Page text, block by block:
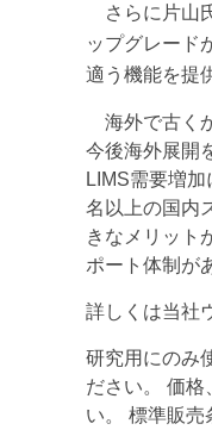
さらに片山
ップグレード
適う機能を提
海外で古く
今後海外展開
LIMS需要増
名以上の国内
きなメリット
ポート体制が
詳しくは当社
研究用にのみ
ださい。 価
い。 標準販売